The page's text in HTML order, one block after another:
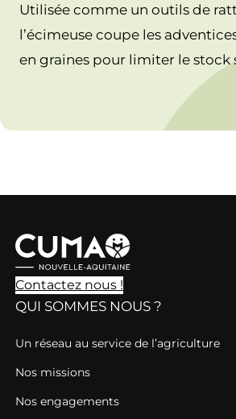
Utilisée comme un outils de
l’écimeuse coupe les
en graines pour limiter le stock
et réduire l’usage de produits
Contactez nous !
QUI SOMMES NOUS ?
Un réseau au service de l’agriculture
Nos missions
Nos engagements